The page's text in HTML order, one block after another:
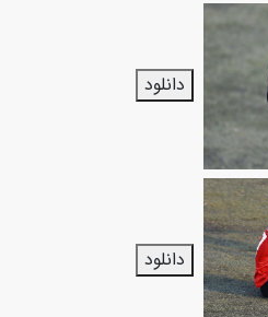
دانلود
دانلود